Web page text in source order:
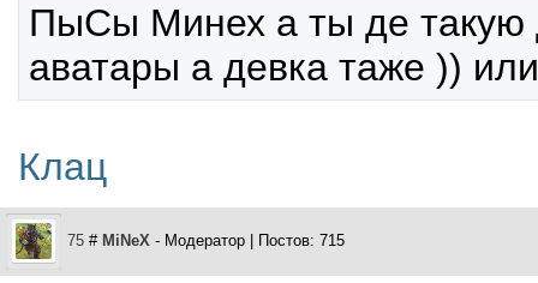
ПыСы Минех а ты де такую
аватары а девка таже ))
Клац
75 # MiNeX - Модератор | Постов: 715